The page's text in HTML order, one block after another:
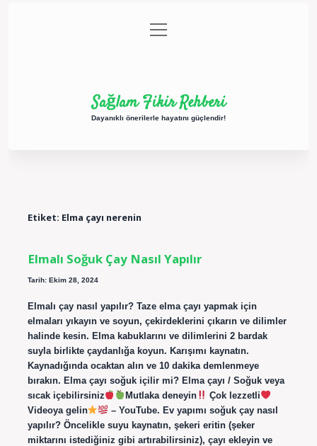
Gizlilik Politikası
menüyü
aç
Sağlam Fikir Rehberi
Dayanıklı önerilerle hayatını güçlendir!
Etiket: Elma çayı nerenin
Elmalı Soğuk Çay Nasıl Yapılır
Tarih: Ekim 28, 2024
Elmalı çay nasıl yapılır? Taze elma çayı yapmak için
elmaları yıkayın ve soyun, çekirdeklerini çıkarın ve dilimler
halinde kesin. Elma kabuklarını ve dilimlerini 2 bardak
suyla birlikte çaydanlığa koyun. Karışımı kaynatın.
Kaynadığında ocaktan alın ve 10 dakika demlenmeye
bırakın. Elma çayı soğuk içilir mi? Elma çayı / Soğuk veya
sıcak içebilirsiniz
Mutlaka deneyin
Çok lezzetli
Videoya gelin
– YouTube. Ev yapımı soğuk çay nasıl
yapılır? Öncelikle suyu kaynatın, şekeri eritin (şeker
miktarını istediğiniz gibi artırabilirsiniz), çayı ekleyin ve